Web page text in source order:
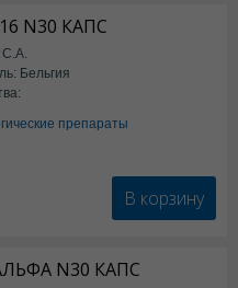
N30 КАПС
Бельгия
препараты
В корзину
N30 КАПС